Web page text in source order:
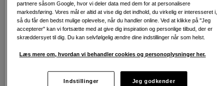
Fri fragt ved køb over 500 kr.
Personlig service og ekspertrådgivning
partnere såsom Google, hvor vi deler data med dem for at personalisere
markedsføring. Vores mål er altid at vise dig det indhold, du virkelig er interesseret i,
så du får den bedst mulige oplevelse, når du handler online. Ved at klikke på "Jeg
accepterer" kan vi fortsætte med at give dig inspiration og personlige tilbud, der er
skræddersyet til dig. Du kan selvfølgelig ændre dine indstillinger når som helst.
Læs mere om, hvordan vi behandler cookies og personoplysninger her.
Indstillinger Jeg godkender